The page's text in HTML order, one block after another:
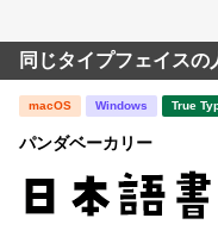
同じタイプフェイスの
macOS Windows True
パンダベーカリー